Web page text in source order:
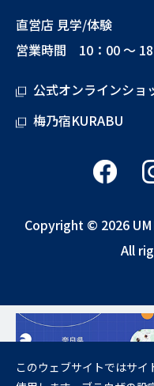
直営店 見学/体験
営業時間 10：00 ～
公式オンラインショ
梅乃宿KURABU
Copyright © 2026
All
このウェブサイトではサ